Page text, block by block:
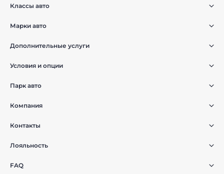
Классы авто
Марки авто
Дополнительные услуги
Условия и опции
Парк авто
Компания
Контакты
Лояльность
FAQ